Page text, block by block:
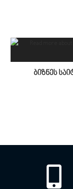
ბიზნეს